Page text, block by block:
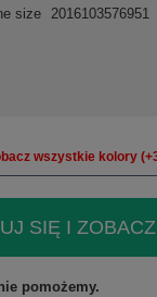
size 2016103576951
wszystkie kolory
SIĘ I
pomożemy.